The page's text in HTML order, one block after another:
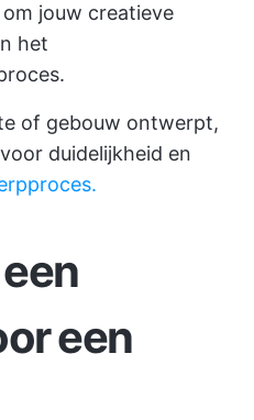
jouw creatieve
het
of gebouw ontwerpt,
duidelijkheid en
een